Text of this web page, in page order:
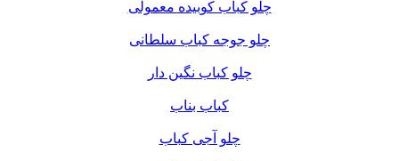
چلو کباب کوبیده معمولی
چلو جوجه کباب سلطانی
چلو کباب نگین دار
کباب بناب
چلو آجی کباب